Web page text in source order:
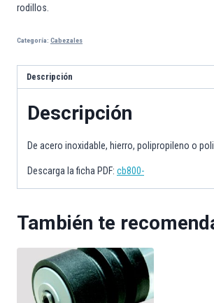
rodillos.
Categoría: Cabezales
Descripción
Descripción
De acero inoxidable, hierro, polipropileno o
Descarga la ficha PDF: cb800-
También te